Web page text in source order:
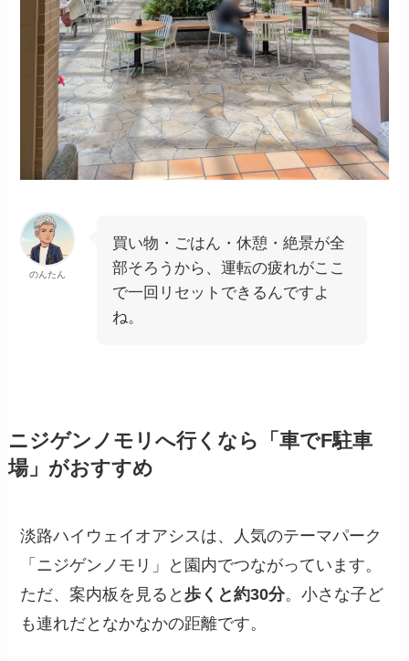
のんたん
買い物・ごはん・休憩・絶景が全
部そろうから、運転の疲れがここ
で一回リセットできるんですよ
ね。
ニジゲンノモリへ行くなら「車でF駐車
場」がおすすめ
淡路ハイウェイオアシスは、人気のテーマパーク
「ニジゲンノモリ」と園内でつながっています。
ただ、案内板を見ると歩くと約30分。小さな子ど
も連れだとなかなかの距離です。